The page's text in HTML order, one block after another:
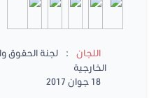
اللجان :
لجنة الحقوق
الخارجية
18 جوان 2017